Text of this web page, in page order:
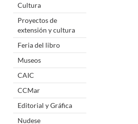
Cultura
Proyectos de
extensión y cultura
Feria del libro
Museos
CAIC
CCMar
Editorial y Gráfica
Nudese